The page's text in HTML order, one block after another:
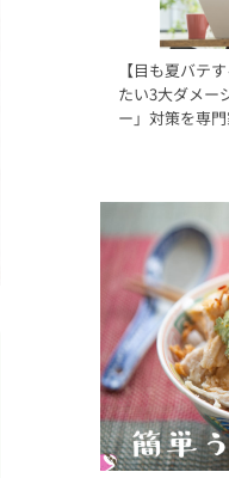
【目も夏バテ
たい3大ダメー
ー」対策を専